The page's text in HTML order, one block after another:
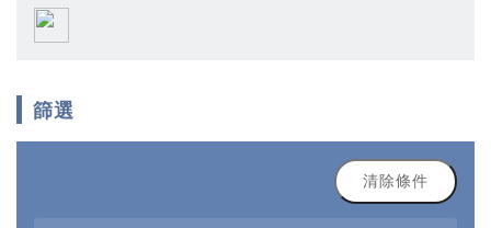
篩選
清除條件